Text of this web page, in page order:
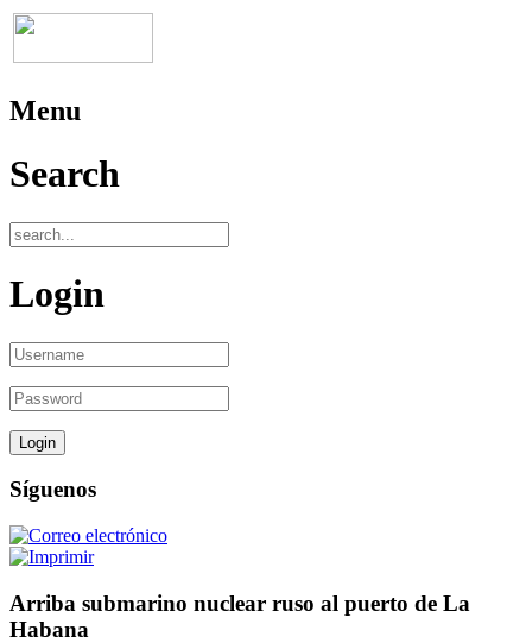
Menu
Search
Login
Síguenos
Arriba submarino nuclear ruso al puerto de La
Habana